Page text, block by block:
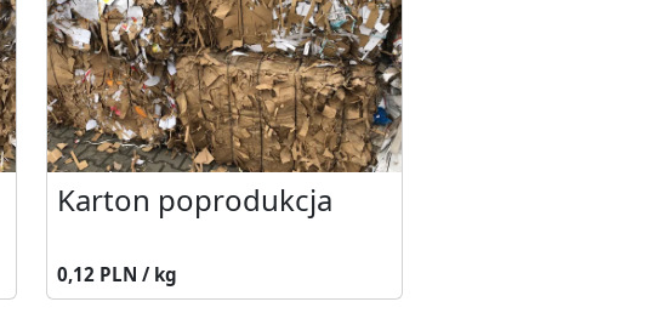
Karton poprodukcja
0,12 PLN / kg